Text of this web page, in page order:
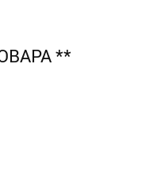
**